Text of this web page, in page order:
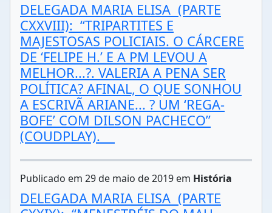
DELEGADA MARIA ELISA (PARTE
CXXVIII): “TRIPARTITES E
MAJESTOSAS POLICIAIS. O CÁRCERE
DE ‘FELIPE H.’ E A PM LEVOU A
MELHOR...?. VALERIA A PENA SER
POLÍTICA? AFINAL, O QUE SONHOU
A ESCRIVÃ ARIANE... ? UM ‘REGA-
BOFE’ COM DILSON PACHECO”
(COUDPLAY).
Publicado em 29 de maio de 2019 em História
DELEGADA MARIA ELISA (PARTE